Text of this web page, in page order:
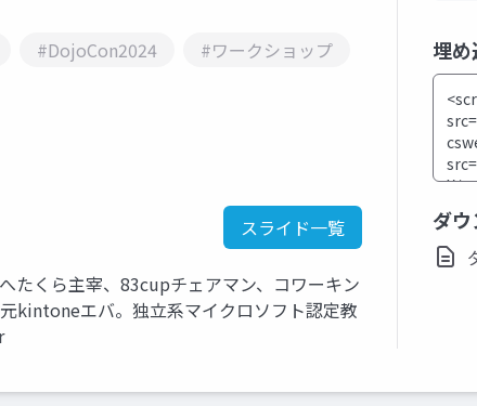
#DojoCon2024 #ワークショップ
スライド一覧
たくら主宰、83cupチェアマン、コワーキン
kintoneエバ。独立系マイクロソフト認定教
埋
ダ